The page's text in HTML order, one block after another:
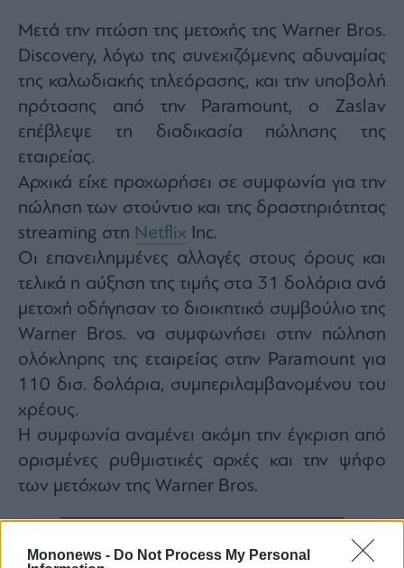
Mononews - Do Not Process My Personal
Μετά την πτώση της μετοχής της Warner Bros.
Discovery, λόγω της συνεχιζόμενης αδυναμίας
της καλωδιακής τηλεόρασης, και την υποβολή
πρότασης από την Paramount, ο Zaslav
επέβλεψε τη διαδικασία πώλησης της
εταιρείας.
Αρχικά είχε προχωρήσει σε συμφωνία για την
πώληση των στούντιο και της δραστηριότητας
streaming στη Netflix Inc.
Οι επανειλημμένες αλλαγές στους όρους και
τελικά η αύξηση της τιμής στα 31 δολάρια ανά
μετοχή οδήγησαν το διοικητικό συμβούλιο της
Warner Bros. να συμφωνήσει στην πώληση
ολόκληρης της εταιρείας στην Paramount για
110 δισ. δολάρια, συμπεριλαμβανομένου του
χρέους.
Η συμφωνία αναμένει ακόμη την έγκριση από
ορισμένες ρυθμιστικές αρχές και την ψήφο
των μετόχων της Warner Bros.